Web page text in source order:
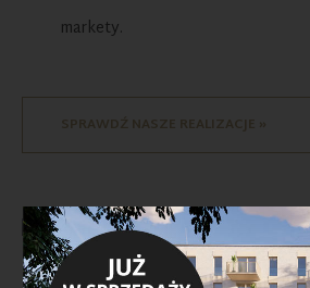
markety.
SPRAWDŹ NASZE REALIZACJE »